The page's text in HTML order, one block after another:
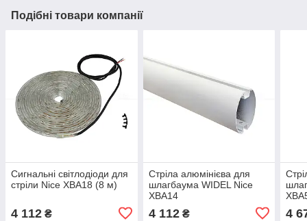
Подібні товари компанії
Сигнальні світлодіоди для
стріли Nice XBA18 (8 м)
4 112 ₴
Стріла алюмінієва для
шлагбаума WIDEL Nice
XBA14
4 112₴ 4